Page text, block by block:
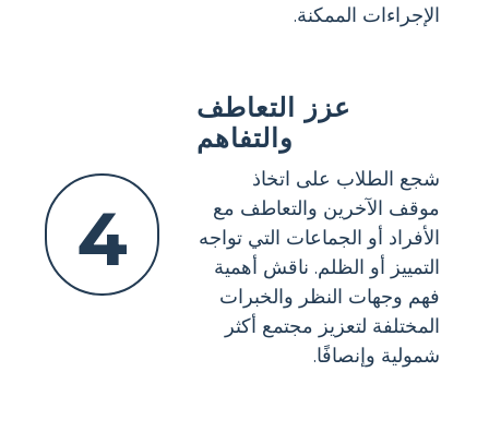
الإجراءات الممكنة.
4
عزز التعاطف
والتفاهم
شجع الطلاب على اتخاذ
موقف الآخرين والتعاطف مع
الأفراد أو الجماعات التي تواجه
التمييز أو الظلم. ناقش أهمية
فهم وجهات النظر والخبرات
المختلفة لتعزيز مجتمع أكثر
شمولية وإنصافًا.